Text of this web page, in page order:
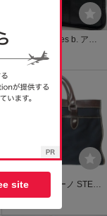
y359 美品 agnes b. アニ
エスベー A4収納 牛革ハン
ドル 革パッチ ナイロン ト
ートバッグ ビジネスバッ
グ ブラック メンズ 斜めが
け
11円
ステファノ マーノ STEFA
NO MANO ブリーフケー
ス ビジネスバッグ レザー
即決 2,400円
site